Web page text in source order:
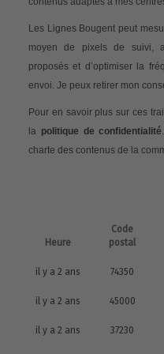
Les Lignes Bougent peut
moyen de pixels de suivi,
proposés et d’optimiser la
envoi. Je peux retirer mon
Pour en savoir plus sur ces
la politique de confidentialité
charte des contenus de la
Heure
Code
postal
il y a 2 ans 74350
il y a 2 ans 45000
il y a 2 ans 37230